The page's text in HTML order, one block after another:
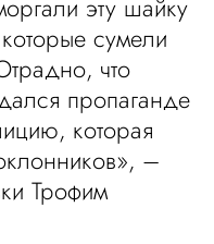
эту шайку
сумели
что
пропаганде
которая
–
Трофим